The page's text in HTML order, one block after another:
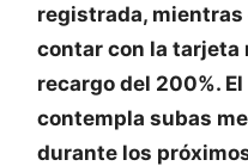
registrada,
contar con la tarjeta
recargo del 200%.
contempla subas
durante los